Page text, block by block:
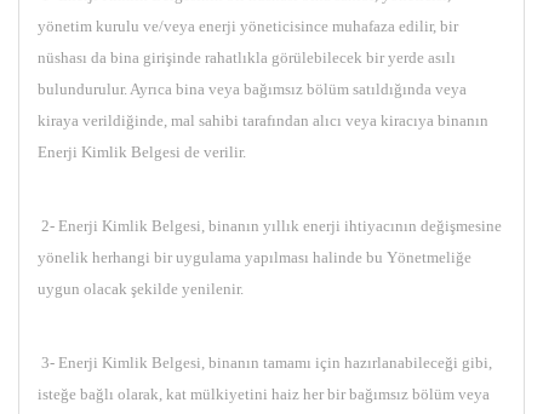
yönetim kurulu ve/veya enerji yöneticisince muhafaza edilir, bir
nüshası da bina girişinde rahatlıkla görülebilecek bir yerde asılı
bulundurulur. Ayrıca bina veya bağımsız bölüm satıldığında veya
kiraya verildiğinde, mal sahibi tarafından alıcı veya kiracıya binanın
Enerji Kimlik Belgesi de verilir.
2- Enerji Kimlik Belgesi, binanın yıllık enerji ihtiyacının değişmesine
yönelik herhangi bir uygulama yapılması halinde bu Yönetmeliğe
uygun olacak şekilde yenilenir.
3- Enerji Kimlik Belgesi, binanın tamamı için hazırlanabileceği gibi,
isteğe bağlı olarak, kat mülkiyetini haiz her bir bağımsız bölüm veya